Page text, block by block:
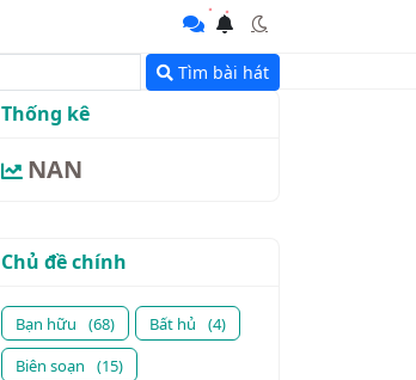
Tìm bài hát
Thống kê
NAN
Chủ đề chính
Bạn hữu (68) Bất hủ
(4)
Biên soạn
(15)